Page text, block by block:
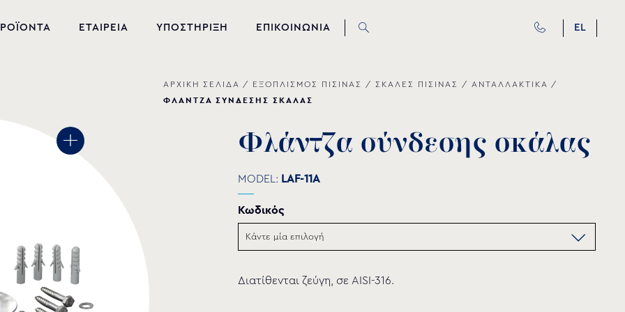
EL
PVC-U ΕΞΑΡΤΗΜΑΤΑ
ΑΝΤΛΙΕΣ ΥΔΑΤΩΝ
ΧΗΜΙΚΑ ΠΙΣΙΝΑΣ
ΕΤΑΙΡΕΙΑ ΥΠΟΣΤΗΡΙΞΗ ΕΠΙΚΟΙΝΩΝΙΑ
ΑΡΧΙΚΗ ΣΕΛΙΔΑ / ΕΞΟΠΛΙΣΜΟΣ ΠΙΣΙΝΑΣ / ΣΚΑΛΕΣ ΠΙΣΙΝΑΣ / ΑΝΤΑΛΛΑΚΤΙΚΑ /
ΦΛΑΝΤΖΑ ΣΥΝΔΕΣΗΣ ΣΚΑΛΑΣ
Φλάντζα σύνδεσης σκάλας
MODEL: LAF-11A
Κωδικός
Διατίθενται ζεύγη, σε AISI-316.